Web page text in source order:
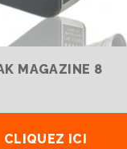
MAGAZINE 8
CLIQUEZ ICI